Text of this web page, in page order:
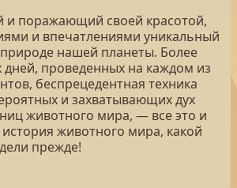
поражающий своей красотой,
и впечатлениями уникальный
нашей планеты. Более
проведенных на каждом из
беспрецедентная техника
и захватывающих дух
животного мира, — все это и
животного мира, какой
прежде!